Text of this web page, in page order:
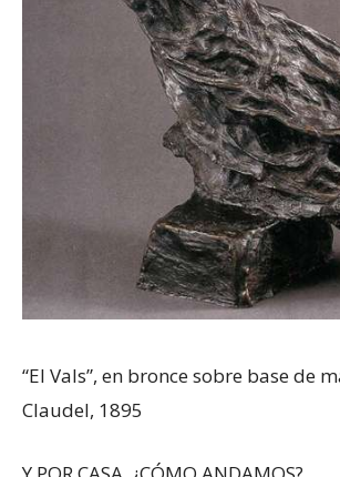
“El Vals”, en bronce sobre base de
Claudel, 1895